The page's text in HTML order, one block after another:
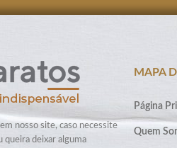
nosso site, caso necessite
queira deixar alguma
MAPA
Página
Quem